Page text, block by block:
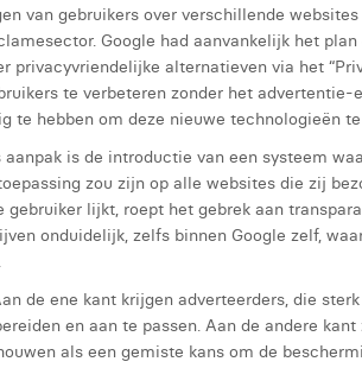
van gebruikers over verschillende
Google had aanvankelijk het
privacyvriendelijke alternatieven via het
te verbeteren zonder het advertentie-
te hebben om deze nieuwe technologieën
is de introductie van een systeem
zou zijn op alle websites die zij
lijkt, roept het gebrek aan
onduidelijk, zelfs binnen Google zelf,
de ene kant krijgen adverteerders, die
en aan te passen. Aan de andere kant
als een gemiste kans om de